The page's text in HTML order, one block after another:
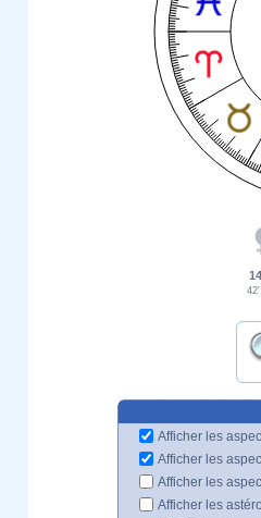
42'
Afficher les
Afficher les
Afficher les
Afficher les